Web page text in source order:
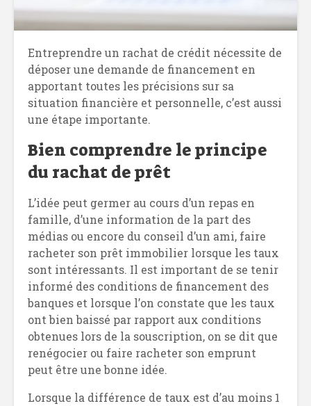
Entreprendre un rachat de crédit nécessite de
déposer une demande de financement en
apportant toutes les précisions sur sa
situation financière et personnelle, c’est aussi
une étape importante.
Bien comprendre le principe
du rachat de prêt
L’idée peut germer au cours d’un repas en
famille, d’une information de la part des
médias ou encore du conseil d’un ami, faire
racheter son prêt immobilier lorsque les taux
sont intéressants. Il est important de se tenir
informé des conditions de financement des
banques et lorsque l’on constate que les taux
ont bien baissé par rapport aux conditions
obtenues lors de la souscription, on se dit que
renégocier ou faire racheter son emprunt
peut être une bonne idée.
Lorsque la différence de taux est d’au moins 1